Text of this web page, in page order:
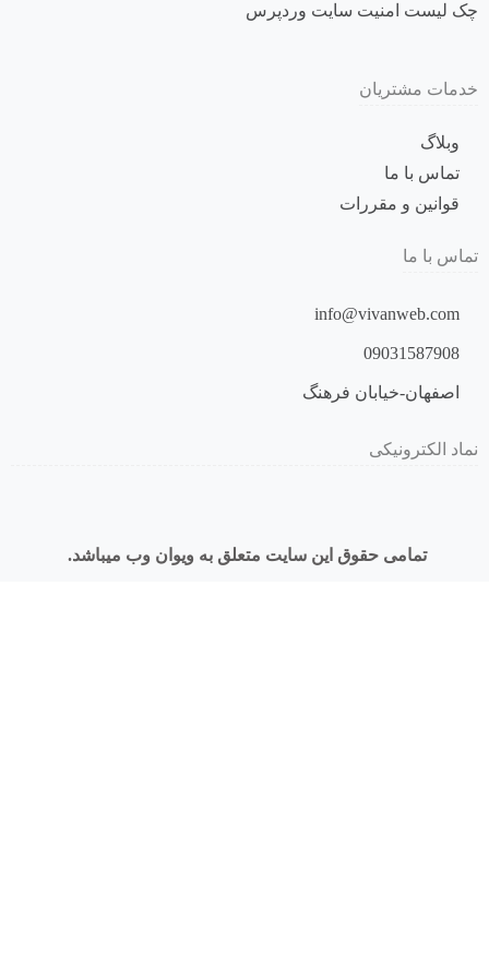
چک لیست امنیت سایت وردپرس
خدمات مشتریان
وبلاگ
تماس با ما
قوانین و مقررات
تماس با ما
info@vivanweb.com
09031587908
اصفهان-خیابان فرهنگ
نماد الکترونیکی
تمامی حقوق این سایت متعلق به ویوان وب میباشد.